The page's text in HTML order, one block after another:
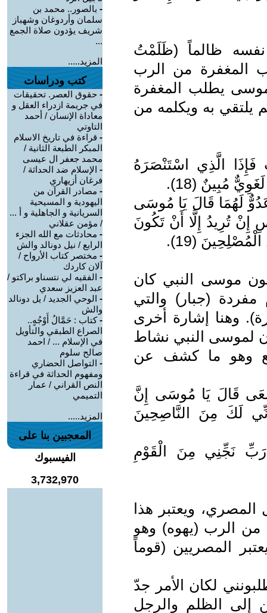
نفسه ظالماً (ظَلَمْتُ
المغفرة من الرب
يطلب المغفرة
يلتقي به ويكلمه من
فَإِذَا الَّذِي اسْتَنْصَرَهُ
مُبِينٌ (18).
لَهُمَا قَالَ يَا مُوسَى
إِنْ تُرِيدُ إِلَّا أَنْ تَكُونَ
(19).
لكون موسى النبي كان
مفردة (جبار) والتي
وهنا إشارة أخرى
لموسى النبي نشاط
وهو ما كشف عن
قَالَ يَا مُوسَى إِنَّ
لَكَ مِنَ النَّاصِحِينَ
رَبِّ نَجِّنِي مِنَ الْقَوْمِ
ويعتبر هذا
من الرب (يهوه) وهو
المصريين (قوماً
لكان الأمر جدّ
إلى الظلم والرجل
- بالصور.. محمد بن
سلمان وأردوغان وشهباز
شريف يؤدون صلاة الجمع
...
المزيد.....
كتب ودراسات
- حقوق العصر. تحقيقات
في جريمة ازدراء العقل و
معاداة الإنسان / أحمد
التاوتي
- قراءة في تاريخ الاسلام
المبكر الطبعة الثانية /
محمد جعفر ال عيسى
- الإسلام ضد الحداثة /
فرغان أزيهاري
- مصادر القرآن من
اليهودية و المسيحية
السريانية و الجاهلية و أ ...
/ مؤمن عقلاني
- محادثات مع الله الجزء
الرابع / نيل دونالد والش
- مختصر كتاب الأرواح /
آلان كاردك
- الفقيه لي نتسناو براكتو /
عبد العزيز سعدي
- الوحي الجديد / يل دونالد
والش
-كتاب : حَمَّالُ أَوْجُهٍ..
الصراع الطبقي والتأويل
في الإسلام ... / احمد
صالح سلوم
- التواصل الحضاري
ومفهوم الحداثة في قراءة
النص القراني / عمار
التميمي
المزيد.....
المعجبين بنا على
الفيسبوك
3,732,970